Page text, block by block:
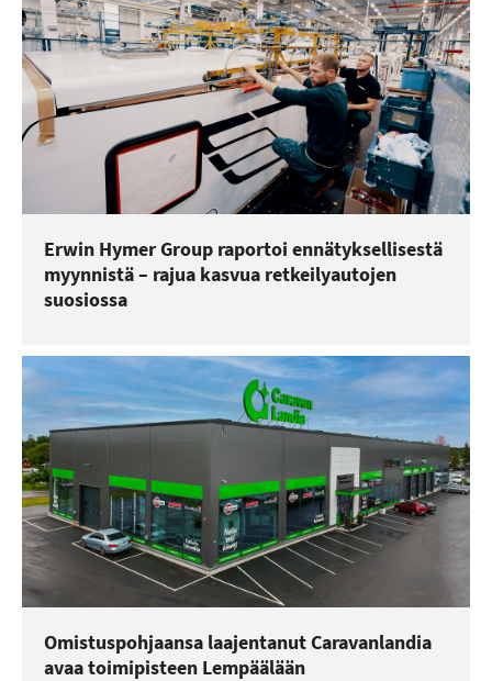
Erwin Hymer Group raportoi ennätyksellisestä
myynnistä – rajua kasvua retkeilyautojen
suosiossa
Omistuspohjaansa laajentanut Caravanlandia
avaa toimipisteen Lempäälään